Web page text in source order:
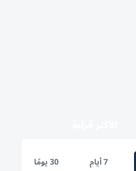
7 أيام 30 يومًا